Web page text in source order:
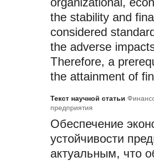
the stability and
considered
the adverse
Therefore, a
the attainment of
Текст научной статьи
предприятия
Обеспечение
устойчивости
актуальным, что